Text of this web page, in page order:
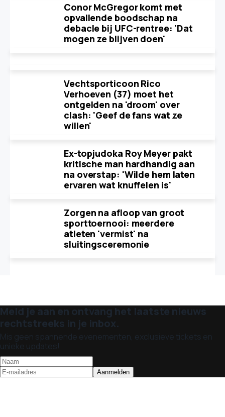
Conor McGregor komt met
opvallende boodschap na
debacle bij UFC-rentree: 'Dat
mogen ze blijven doen'
Vechtsporticoon Rico
Verhoeven (37) moet het
ontgelden na 'droom' over
clash: 'Geef de fans wat ze
willen'
Ex-topjudoka Roy Meyer pakt
kritische man hardhandig aan
na overstap: 'Wilde hem laten
ervaren wat knuffelen is'
Zorgen na afloop van groot
sporttoernooi: meerdere
atleten 'vermist' na
sluitingsceremonie
Meld je aan en ontvang het laatste nieuws
rechtstreeks in je inbox.
Mis geen spannende evenementen, exclusieve tickets en
unieke updates!